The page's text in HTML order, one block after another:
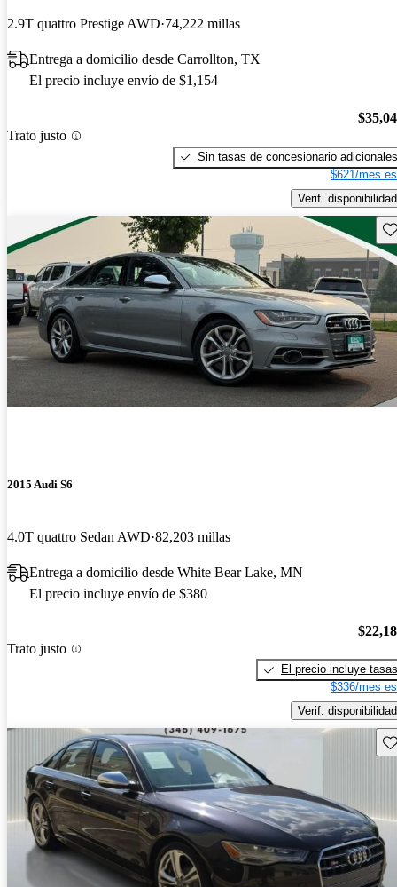
2.9T quattro Prestige AWD 74,222 millas
Entrega a domicilio desde Carrollton, TX
El precio incluye envío de $1,154
Trato justo
Sin tasas de concesionario adicionales
$621/mes
Verif. disponibilidad
2015 Audi S6
4.0T quattro Sedan AWD 82,203 millas
Entrega a domicilio desde White Bear Lake, MN
El precio incluye envío de $380
Trato justo
El precio incluye tasas
$336/mes
Verif. disponibilidad